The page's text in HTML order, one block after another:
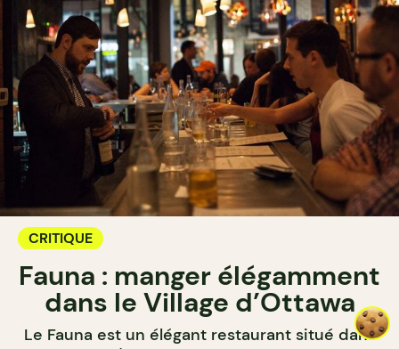
CRITIQUE
Fauna : manger élégamment
dans le Village d’Ottawa
Le Fauna est un élégant restaurant situé dans